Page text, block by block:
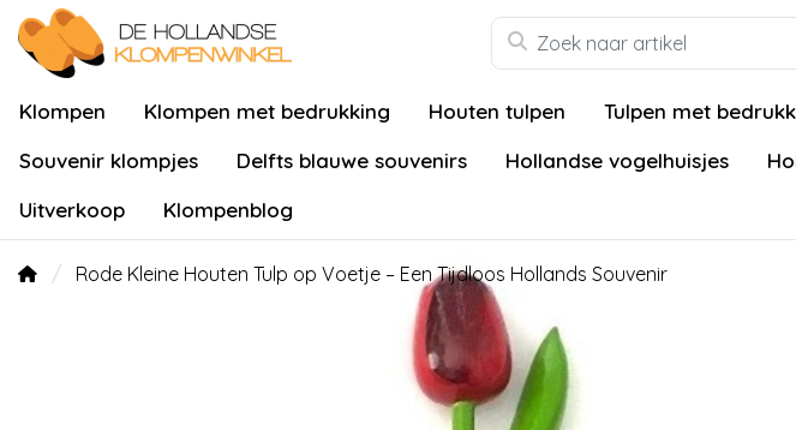
Klompen Klompen met bedrukking Houten tulpen Tulpen met
Souvenir klompjes
Delfts blauwe souvenirs Hollandse vogelhuisjes
Uitverkoop
Klompenblog
Rode Kleine Houten Tulp op Voetje – Een Tijdloos Hollands Souvenir